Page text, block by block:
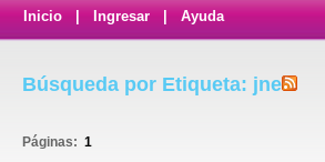
Inicio Ingresar Ayuda
Búsqueda por Etiqueta: jne
Páginas: 1